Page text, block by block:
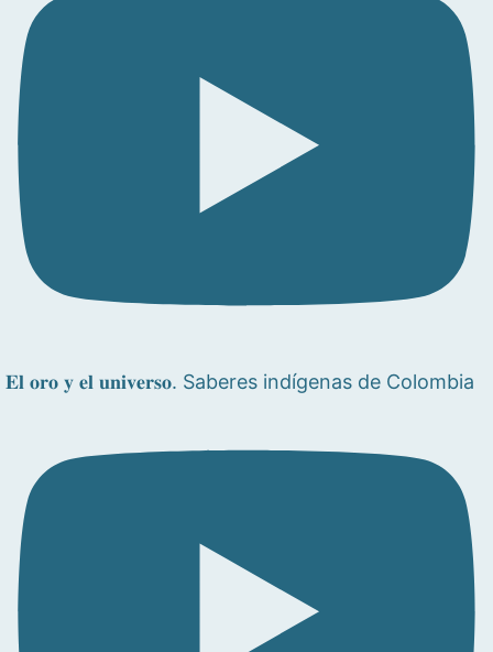
𝐄𝐥 𝐨𝐫𝐨 𝐲 𝐞𝐥 𝐮𝐧𝐢𝐯𝐞𝐫𝐬𝐨. Saberes indígenas de Colombia